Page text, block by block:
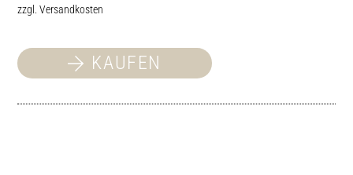
zzgl.Versandkosten
KAUFEN